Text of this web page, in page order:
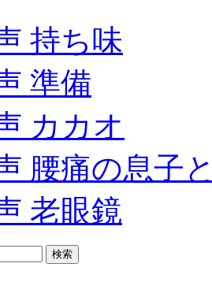
持ち味
準備
カカオ
腰痛の息子
老眼鏡